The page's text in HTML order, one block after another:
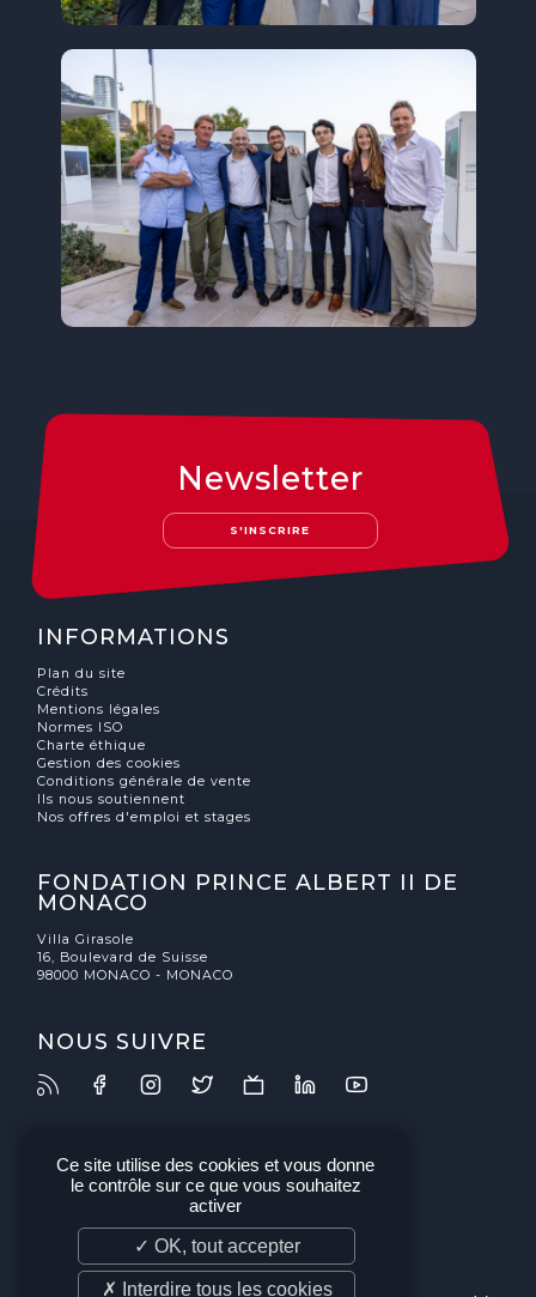
Newsletter
S'INSCRIRE
INFORMATIONS
Plan du site
Crédits
Mentions légales
Normes ISO
Charte éthique
Gestion des cookies
Conditions générale de vente
Ils nous soutiennent
Nos offres d'emploi et stages
FONDATION PRINCE ALBERT II DE
MONACO
Villa Girasole
16, Boulevard de Suisse
98000 MONACO - MONACO
NOUS SUIVRE
Ce site utilise des cookies et vous donne
le contrôle sur ce que vous souhaitez
activer
✓ OK, tout accepter
✗ Interdire tous les cookies